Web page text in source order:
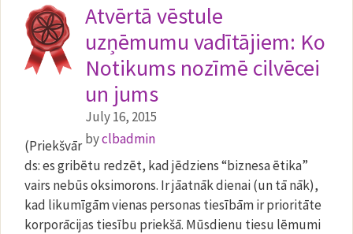
Atvērtā vēstule
uzņēmumu vadītājiem: Ko
Notikums nozīmē cilvēcei
un jums
July 16, 2015
byclbadmin
(Priekšvār
ds: es gribētu redzēt, kad jēdziens “biznesa ētika”
vairs nebūs oksimorons. Ir jāatnāk dienai (un tā nāk),
kad likumīgām vienas personas tiesībām ir prioritāte
korporācijas tiesību priekšā. Mūsdienu tiesu lēmumi